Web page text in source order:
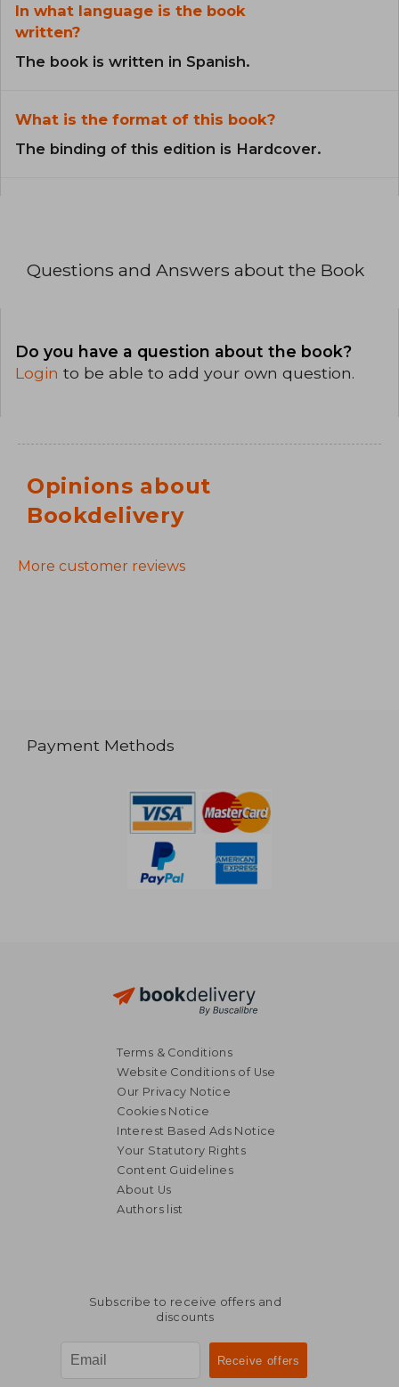
In what language is the book
written?
The book is written in Spanish.
What is the format of this book?
The binding of this edition is Hardcover.
Questions and Answers about the Book
Do you have a question about the book?
Login to be able to add your own question.
Opinions about
Bookdelivery
More customer reviews
Payment Methods
Terms & Conditions
Website Conditions of Use
Our Privacy Notice
Cookies Notice
Interest Based Ads Notice
Your Statutory Rights
Content Guidelines
About Us
Authors list
Subscribe to receive offers and
discounts